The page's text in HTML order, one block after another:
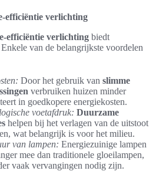
efficiëntie verlichting
efficiëntie verlichting biedt
van de belangrijkste voordelen
Door het gebruik van slimme
verbruiken huizen minder
in goedkopere energiekosten.
voetafdruk: Duurzame
helpen bij het verlagen van de uitstoot
wat belangrijk is voor het milieu.
van lampen: Energiezuinige lampen
mee dan traditionele gloeilampen,
vaak vervangingen nodig zijn.